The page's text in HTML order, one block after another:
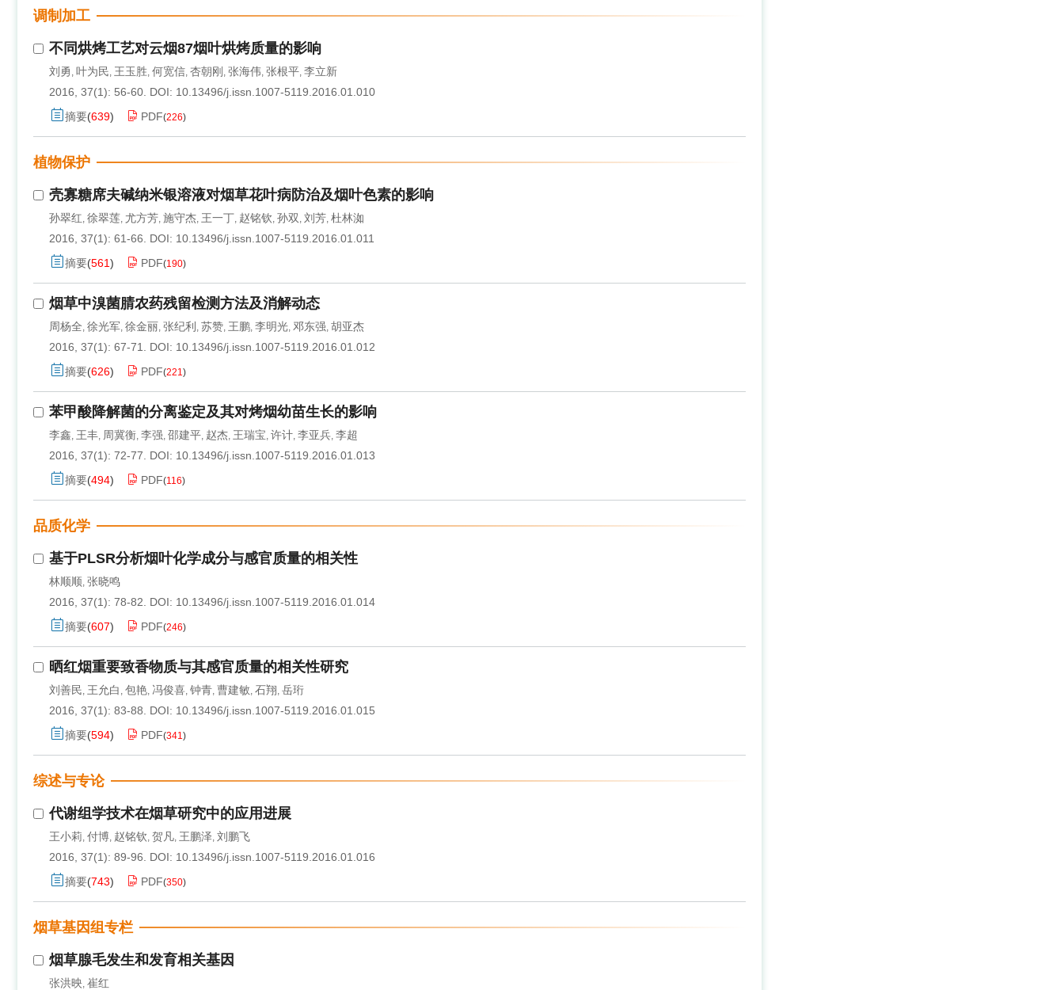
调制加工
不同烘烤工艺对云烟87烟叶烘烤质量的影响
刘勇 , 叶为民, 王玉胜, 何宽信, 杏朝刚 , 张海伟, 张根平, 李立新
2016, 37(1): 56-60. DOI: 10.13496/j.issn.1007-5119.2016.01.010
摘要(639) PDF(226)
植物保护
壳寡糖席夫碱纳米银溶液对烟草花叶病防治及烟叶色素的影响
孙翠红, 徐翠莲, 尤方芳, 施守杰, 王一丁, 赵铭钦, 孙双 , 刘芳, 杜林洳
2016, 37(1): 61-66.
DOI: 10.13496/j.issn.1007-5119.2016.01.011
摘要(561) PDF(190)
烟草中溴菌腈农药残留检测方法及消解动态
周杨全, 徐光军, 徐金丽, 张纪利 , 苏赞, 王鹏, 李明光, 邓东强, 胡亚杰
2016, 37(1): 67-71.
DOI: 10.13496/j.issn.1007-5119.2016.01.012
摘要(626) PDF(221)
苯甲酸降解菌的分离鉴定及其对烤烟幼苗生长的影响
李鑫, 王丰, 周冀衡, 李强, 邵建平, 赵杰, 王瑞宝, 许计, 李亚兵, 李超
2016, 37(1): 72-77.
DOI: 10.13496/j.issn.1007-5119.2016.01.013
摘要(494) PDF(116)
品质化学
基于PLSR分析烟叶化学成分与感官质量的相关性
林顺顺, 张晓鸣
2016, 37(1): 78-82.
DOI: 10.13496/j.issn.1007-5119.2016.01.014
摘要(607) PDF(246)
晒红烟重要致香物质与其感官质量的相关性研究
刘善民, 王允白 , 包艳, 冯俊喜, 钟青, 曹建敏, 石翔, 岳珩
2016, 37(1): 83-88.
DOI: 10.13496/j.issn.1007-5119.2016.01.015
摘要(594) PDF(341)
综述与专论
代谢组学技术在烟草研究中的应用进展
王小莉, 付博, 赵铭钦, 贺凡, 王鹏泽, 刘鹏飞
2016, 37(1): 89-96.
DOI: 10.13496/j.issn.1007-5119.2016.01.016
摘要(743) PDF(350)
烟草基因组专栏
烟草腺毛发生和发育相关基因
张洪映, 崔红